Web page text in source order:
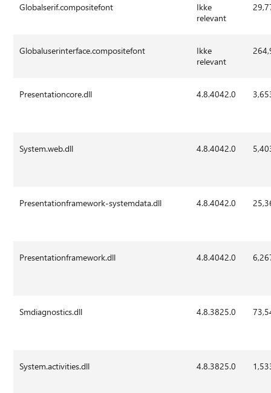
Globalserif.compositefont
Ikke
relevant
Globaluserinterface.compositefont
Ikke
relevant
Presentationcore.dll 4.8.4042.0
System.web.dll 4.8.4042.0
Presentationframework-systemdata.dll 4.8.4042.0
Presentationframework.dll 4.8.4042.0
Smdiagnostics.dll 4.8.3825.0
System.activities.dll 4.8.3825.0